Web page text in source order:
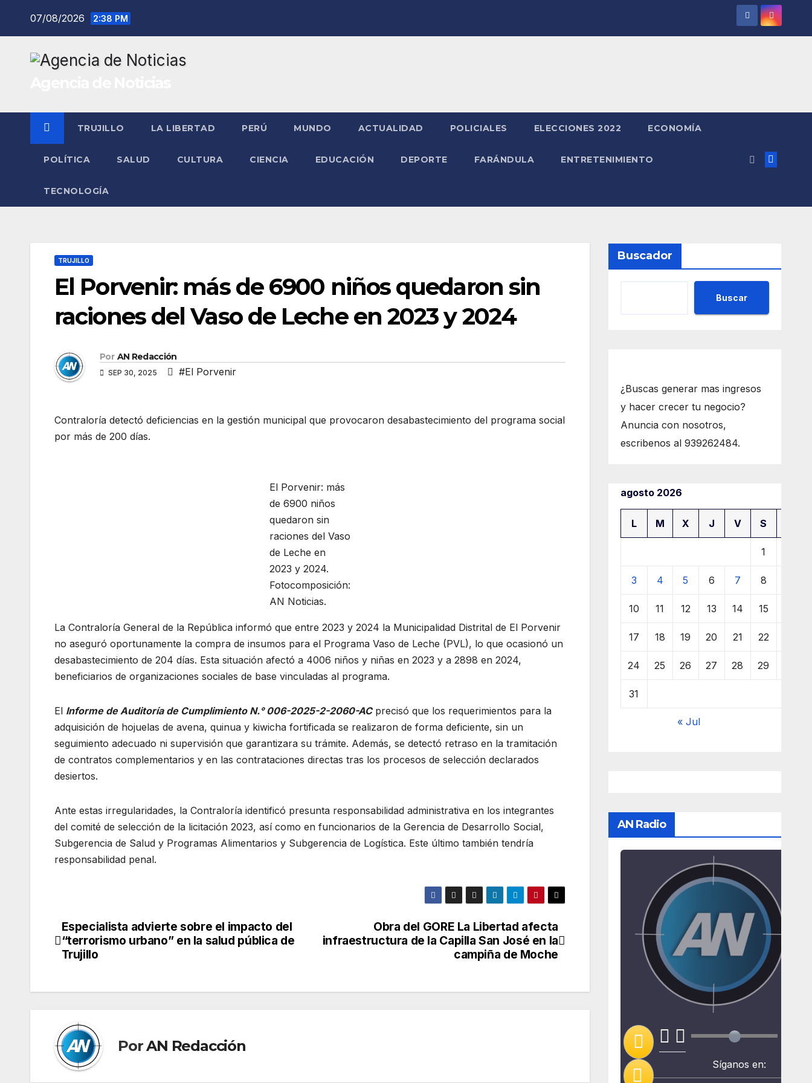
07/08/2026 2:38 PM
TRUJILLO LA LIBERTAD PERÚ MUNDO ACTUALIDAD POLICIALES ELECCIONES 2022 ECONOMÍA
POLÍTICA SALUD CULTURA CIENCIA EDUCACIÓN DEPORTE FARÁNDULA ENTRETENIMIENTO
TECNOLOGÍA
TRUJILLO
El Porvenir: más de 6900 niños quedaron sin
raciones del Vaso de Leche en 2023 y 2024
Por AN Redacción
SEP 30, 2025 #El Porvenir
Contraloría detectó deficiencias en la gestión municipal que provocaron desabastecimiento del programa social
por más de 200 días.
El Porvenir: más
de 6900 niños
quedaron sin
raciones del Vaso
de Leche en
2023 y 2024.
Fotocomposición:
AN Noticias.
La Contraloría General de la República informó que entre 2023 y 2024 la Municipalidad Distrital de El Porvenir
no aseguró oportunamente la compra de insumos para el Programa Vaso de Leche (PVL), lo que ocasionó un
desabastecimiento de 204 días. Esta situación afectó a 4006 niños y niñas en 2023 y a 2898 en 2024,
beneficiarios de organizaciones sociales de base vinculadas al programa.
El Informe de Auditoría de Cumplimiento N.° 006-2025-2-2060-ACprecisó que los requerimientos para la
adquisición de hojuelas de avena, quinua y kiwicha fortificada se realizaron de forma deficiente, sin un
seguimiento adecuado ni supervisión que garantizara su trámite. Además, se detectó retraso en la tramitación
de contratos complementarios y en las contrataciones directas tras los procesos de selección declarados
desiertos.
Ante estas irregularidades, la Contraloría identificó presunta responsabilidad administrativa en los integrantes
del comité de selección de la licitación 2023, así como en funcionarios de la Gerencia de Desarrollo Social,
Subgerencia de Salud y Programas Alimentarios y Subgerencia de Logística. Este último también tendría
responsabilidad penal.
Navegación
de
Obra del GORE La Libertad afecta
infraestructura de la Capilla San José en la
campiña de Moche
Especialista advierte sobre el impacto del
“terrorismo urbano” en la salud pública de
Trujillo
PorAN Redacción
Buscador
Buscar
¿Buscas generar mas ingresos
y hacer crecer tu negocio?
Anuncia con nosotros,
escribenos al 939262484.
agosto 2026
L M X J V S
1
3 4 5 6 7 8
10 11 12 13 14 15
17 18 19 20 21 22
24 25 26 27 28 29
31
« Jul
AN Radio
Síganos en: